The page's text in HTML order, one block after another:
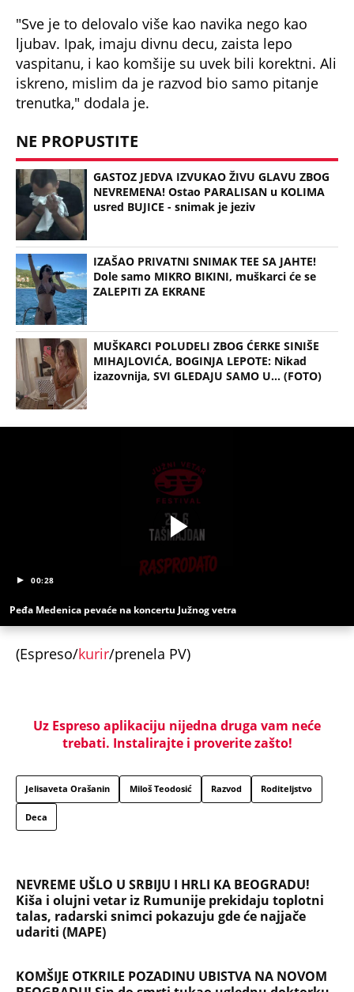
"Sve je to delovalo više kao navika nego kao
ljubav. Ipak, imaju divnu decu, zaista lepo
vaspitanu, i kao komšije su uvek bili korektni. Ali
iskreno, mislim da je razvod bio samo pitanje
trenutka," dodala je.
NE PROPUSTITE
GASTOZ JEDVA IZVUKAO ŽIVU GLAVU ZBOG
NEVREMENA! Ostao PARALISAN u KOLIMA
usred BUJICE - snimak je jeziv
IZAŠAO PRIVATNI SNIMAK TEE SA JAHTE!
Dole samo MIKRO BIKINI, muškarci će se
ZALEPITI ZA EKRANE
MUŠKARCI POLUDELI ZBOG ĆERKE SINIŠE
MIHAJLOVIĆA, BOGINJA LEPOTE: Nikad
izazovnija, SVI GLEDAJU SAMO U... (FOTO)
00:28
Peđa Medenica pevaće na koncertu Južnog vetra
(Espreso/kurir/prenela PV)
Uz Espreso aplikaciju nijedna druga vam neće
trebati. Instalirajte i proverite zašto!
Jelisaveta Orašanin Miloš Teodosić Razvod Roditeljstvo
Deca
NEVREME UŠLO U SRBIJU I HRLI KA BEOGRADU!
Kiša i olujni vetar iz Rumunije prekidaju toplotni
talas, radarski snimci pokazuju gde će najjače
udariti (MAPE)
KOMŠIJE OTKRILE POZADINU UBISTVA NA NOVOM